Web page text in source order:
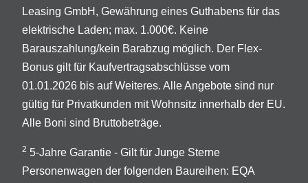
Leasing GmbH, Gewährung eines Guthabens für das
elektrische Laden; max. 1.000€. Keine
Barauszahlung/kein Barabzug möglich. Der Flex-
Bonus gilt für Kaufvertragsabschlüsse vom
01.01.2026 bis auf Weiteres. Alle Angebote sind nur
gültig für Privatkunden mit Wohnsitz innerhalb der EU.
Alle Boni sind Bruttobeträge.
2 5-Jahre Garantie - Gilt für Junge Sterne
Personenwagen der folgenden Baureihen: EQA